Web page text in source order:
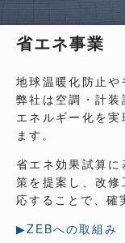
省エネ事業
地球温暖化防止や
弊社は空調・計
エネルギー化を
ます。
省エネ効果試算
策を提案し、改
応することで、確
▶ZEBへの取組み